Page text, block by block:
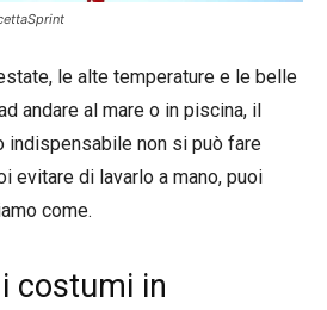
le alte temperature e le belle
andare al mare o in piscina, il
indispensabile non si può fare
evitare di lavarlo a mano, puoi
come.
costumi in